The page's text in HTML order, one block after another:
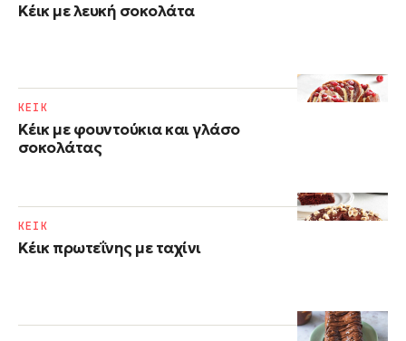
Κέικ με λευκή σοκολάτα
Κέικ με φουντούκια και γλάσο
σοκολάτας
ΚΕΙΚ
Κέικ πρωτεΐνης με ταχίνι
ΚΕΙΚ